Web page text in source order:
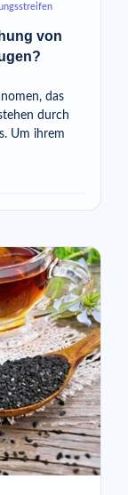
von
das
durch
Um ihrem